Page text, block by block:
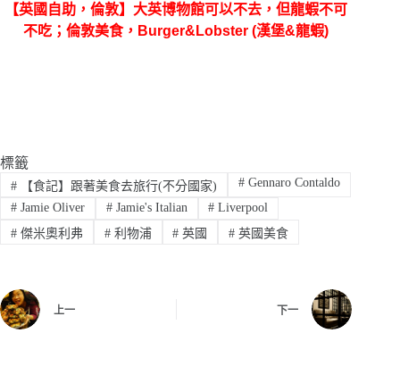
【英國自助，倫敦】大英博物館可以不去，但龍蝦不可
不吃；倫敦美食，Burger&Lobster (漢堡&龍蝦)
標籤
#【食記】跟著美食去旅行(不分國家) #Gennaro Contaldo
#Jamie Oliver #Jamie's Italian # Liverpool
#傑米奧利弗 #利物浦 # 英國 # 英國美食
上一 下一